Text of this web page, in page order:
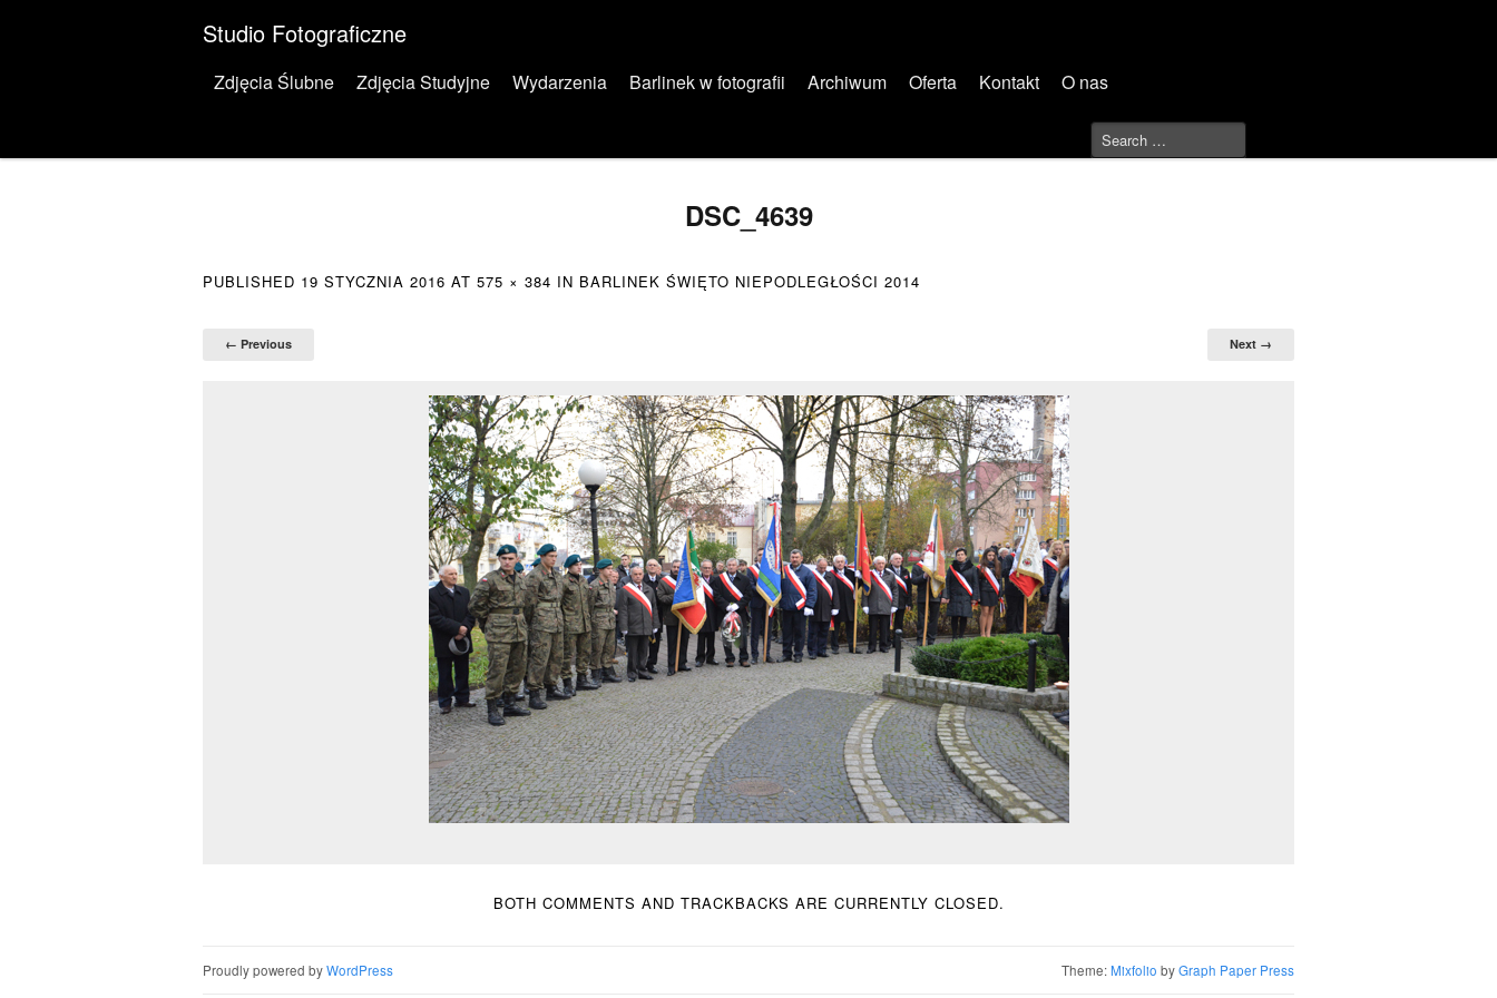
Studio Fotograficzne
Menu
Skip to content
Zdjęcia Ślubne Zdjęcia Studyjne Wydarzenia Barlinek w fotografii Archiwum Oferta Kontakt O nas
DSC_4639
PUBLISHED 19 STYCZNIA 2016 AT 575 × 384 IN BARLINEK ŚWIĘTO NIEPODLEGŁOŚCI 2014
← Previous Next →
BOTH COMMENTS AND TRACKBACKS ARE CURRENTLY CLOSED.
Proudly powered byWordPress Theme:Mixfolio byGraph Paper Press